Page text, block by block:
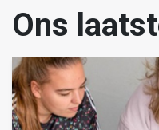
Ons